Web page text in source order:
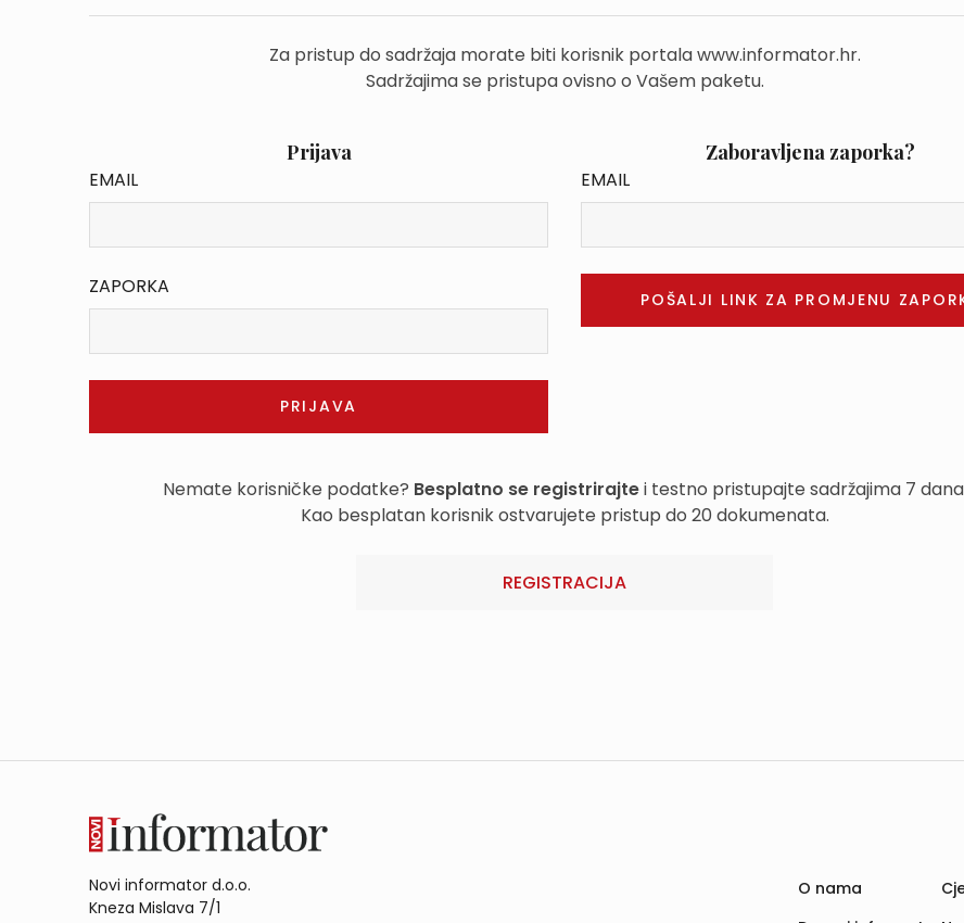
Za pristup do sadržaja morate biti korisnik portala www.informator.hr.
Sadržajima se pristupa ovisno o Vašem paketu.
Prijava
EMAIL
ZAPORKA
Zaboravljena zaporka?
EMAIL
Nemate korisničke podatke? Besplatno se registrirajtei testno pristupajte sadržajima 7
Kao besplatan korisnik ostvarujete pristup do 20 dokumenata.
REGISTRACIJA
Novi informator d.o.o.
Kneza Mislava 7/1
O nama